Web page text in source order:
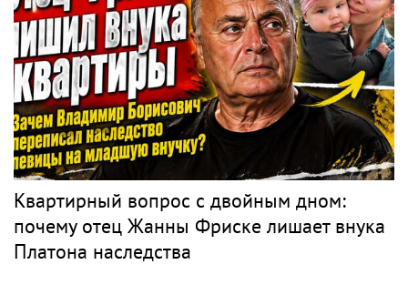
Квартирный вопрос с двойным дном:
почему отец Жанны Фриске лишает внука
Платона наследства